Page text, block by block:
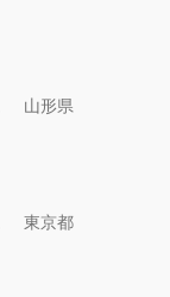
山形県
東京都